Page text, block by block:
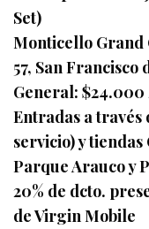
Set)
Monticello Grand
57, San Francisco
General:
Entradas a
servicio) y
Parque Arauco y
20% de dcto.
de Virgin Mobile